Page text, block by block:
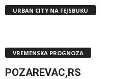
URBAN CITY NA FEJSBUKU
VREMENSKA PROGNOZA
POZAREVAC,RS